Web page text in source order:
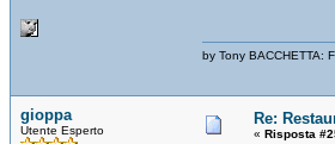
by Tony BACCHETTA:
gioppa
Utente Esperto
Re:
« Risposta